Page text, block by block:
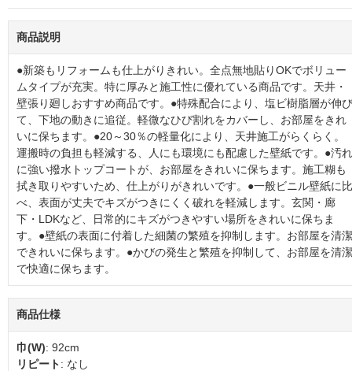
商品説明
●新築もリフォームも仕上がりきれい。全点無地貼りOKでボリュー
ムタイプが充実。特に厚みと施工性に優れている商品です。天井・
壁張り廻しおすすめ商品です。●特殊配合により、塩ビ樹脂層が伸び
て、下地の動きに追従。軽微なひび割れをカバーし、お部屋をきれ
いに保ちます。●20～30％の軽量化により、天井施工がらくらく。
運搬時の負担も軽減する、人にも環境にも配慮した壁紙です。●汚れ
に強い撥水トップコートが、お部屋をきれいに保ちます。施工糊も
拭き取りやすいため、仕上がりがきれいです。●一般ビニル壁紙に比
べ、表面が丈夫でキズがつきにくく破れを軽減します。玄関・廊
下・LDKなど、日常的にキズがつきやすい場所をきれいに保ちま
す。●壁紙の表面に付着した細菌の繁殖を抑制します。お部屋を清潔
できれいに保ちます。●かびの発生と繁殖を抑制して、お部屋を清潔
で快適に保ちます。
商品仕様
巾(W): 92cm
リピート: なし